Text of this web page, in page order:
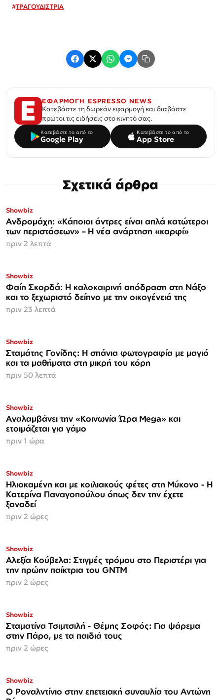
#ΤΡΑΓΟΥΔΙΣΤΡΙΑ
ΕΦΑΡΜΟΓΗ ESPRESSO NEWS
Κατεβάστε τη δωρεάν εφαρμογή και διαβάστε
πρώτοι τις ειδήσεις στο κινητό σας.
Κατεβάστε το από το
Google Play
Κατεβάστε το από το
App Store
Σχετικά άρθρα
Showbiz
Ανδρομάχη: «Κάποιοι άντρες είναι απλά κατώτεροι
των περιστάσεων» – Η νέα ανάρτηση «καρφί»
πριν 2 λεπτά
Showbiz
Φαίη Σκορδά: Η καλοκαιρινή απόδραση στη Νάξο
και το ξεχωριστό δείπνο με την οικογένειά της
πριν 23 λεπτά
Showbiz
Σταμάτης Γονίδης: Η σπάνια φωτογραφία με μαγιό
και τα μαθήματα στη μικρή του κόρη
πριν 50 λεπτά
Showbiz
Αναλαμβάνει την «Κοινωνία Ώρα Mega» και
ετοιμάζεται για γάμο
πριν 1 ώρα
Showbiz
Ηλιοκαμένη και με κοιλιακούς φέτες στη Μύκονο - Η
Κατερίνα Παναγοπούλου όπως δεν την έχετε
ξαναδεί
πριν 2 ώρες
Showbiz
Αλεξία Κούβελα: Στιγμές τρόμου στο Περιστέρι για
την πρώην παίκτρια του GNTM
πριν 2 ώρες
Showbiz
Σταματίνα Τσιμτσιλή - Θέμης Σοφός: Για ψάρεμα
στην Πάρο, με τα παιδιά τους
πριν 2 ώρες
Showbiz
Ο Ροναλντίνιο στην επετειακή συναυλία του Αντώνη